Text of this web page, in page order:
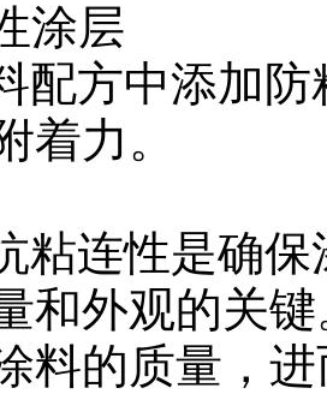
涂层
配方中添加
着力。
粘连性是确
和外观的关
料的质量，